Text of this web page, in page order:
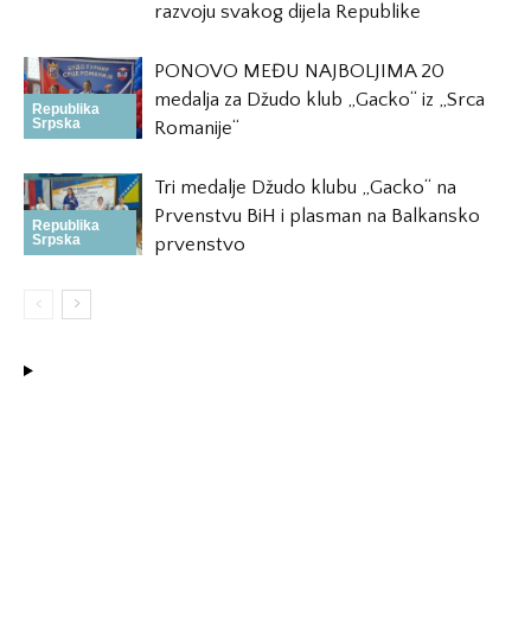
razvoju svakog dijela Republike
Republika
Srpska
PONOVO MEĐU NAJBOLJIMA 20
medalja za Džudo klub „Gacko“ iz „Srca
Romanije“
Republika
Srpska
Tri medalje Džudo klubu „Gacko“ na
Prvenstvu BiH i plasman na Balkansko
prvenstvo